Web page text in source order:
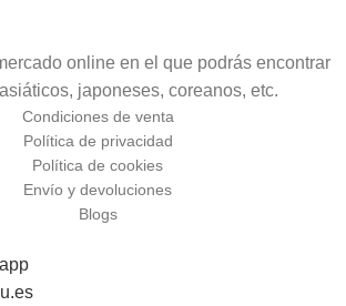
online en el que podrás encontrar
japoneses, coreanos, etc.
Condiciones de venta
Política de privacidad
Política de cookies
Envío y devoluciones
Blogs